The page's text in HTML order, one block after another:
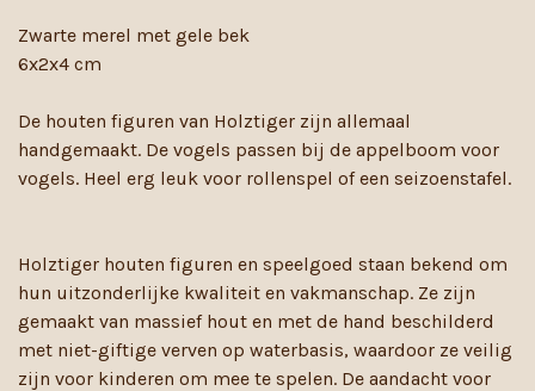
Zwarte merel met gele bek
6x2x4 cm
De houten figuren van Holztiger zijn allemaal
handgemaakt. De vogels passen bij de appelboom voor
vogels. Heel erg leuk voor rollenspel of een seizoenstafel.
Holztiger houten figuren en speelgoed staan bekend om
hun uitzonderlijke kwaliteit en vakmanschap. Ze zijn
gemaakt van massief hout en met de hand beschilderd
met niet-giftige verven op waterbasis, waardoor ze veilig
zijn voor kinderen om mee te spelen. De aandacht voor